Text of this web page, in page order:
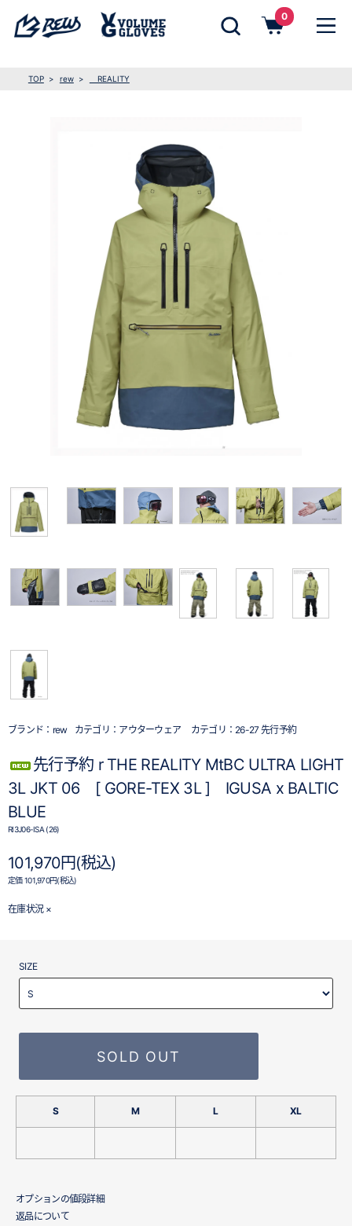
0
TOP rew REALITY
ブランド： rew カテゴリ： アウターウェア カテゴリ： 26-27 先行予約
先行予約 r THE REALITY MtBC ULTRA LIGHT
3L JKT 06 [ GORE-TEX 3L ] IGUSA x BALTIC
BLUE
RI3J06-ISA (26)
101,970円(税込)
定価 101,970円(税込)
在庫状況 ×
SIZE
SOLD OUT
S M L XL
オプションの値段詳細
返品について